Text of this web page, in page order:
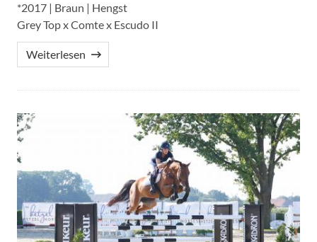
*2017 | Braun | Hengst
Grey Top x Comte x Escudo II
Weiterlesen